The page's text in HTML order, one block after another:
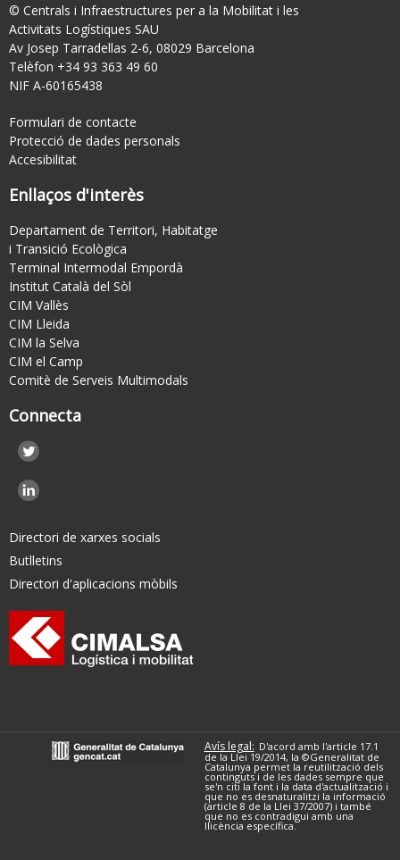
© Centrals i Infraestructures per a la Mobilitat i les
Activitats Logístiques SAU
Av Josep Tarradellas 2-6, 08029 Barcelona
Telèfon +34 93 363 49 60
NIF A-60165438
Formulari de contacte
Protecció de dades personals
Accesibilitat
Enllaços d'interès
Departament de Territori, Habitatge
i Transició Ecològica
Terminal Intermodal Empordà
Institut Català del Sòl
CIM Vallès
CIM Lleida
CIM la Selva
CIM el Camp
Comitè de Serveis Multimodals
Connecta
Directori de xarxes socials
Butlletins
Directori d'aplicacions mòbils
Avís legal: D'acord amb l'article 17.1
de la Llei 19/2014, la ©Generalitat de
Catalunya permet la reutilització dels
continguts i de les dades sempre que
se'n citi la font i la data d'actualització i
que no es desnaturalitzi la informació
(article 8 de la Llei 37/2007) i també
que no es contradigui amb una
llicència específica.